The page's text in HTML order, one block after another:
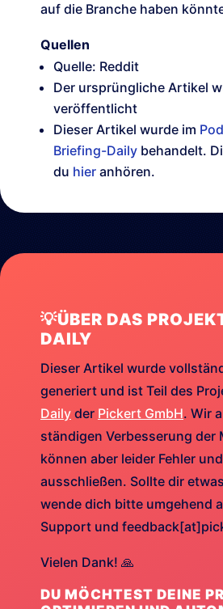
auf die Branche haben
Quellen
Quelle: Reddit
Der ursprüngliche Artikel
veröffentlicht
Dieser Artikel wurde im
Briefing-Daily behandelt.
du hier anhören.
💡ÜBER DAS
DAILY
Dieser Artikel wurde
generiert und ist Teil des
Daily der Pickert GmbH. Wir
ständigen Verbesserung der
können aber leider Fehler
ausschließen. Sollte dir
wende dich bitte umgehend
Support und
Vielen Dank! 🙏
DU MÖCHTEST DEINE